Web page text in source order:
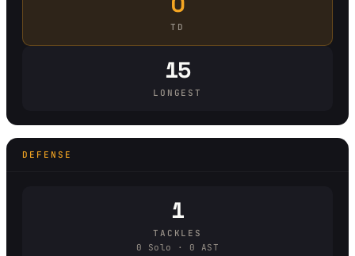
TD
15
LONGEST
DEFENSE
1
TACKLES
0 Solo · 0 AST